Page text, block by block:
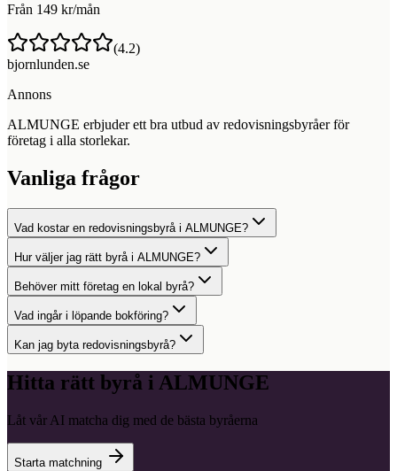
Från 149 kr/mån
(4.2)
bjornlunden.se
Annons
ALMUNGE erbjuder ett bra utbud av redovisningsbyråer för
företag i alla storlekar.
Vanliga frågor
Vad kostar en redovisningsbyrå i ALMUNGE?
Hur väljer jag rätt byrå i ALMUNGE?
Behöver mitt företag en lokal byrå?
Vad ingår i löpande bokföring?
Kan jag byta redovisningsbyrå?
Hitta rätt byrå i ALMUNGE
Låt vår AI matcha dig med de bästa byråerna
Starta matchning